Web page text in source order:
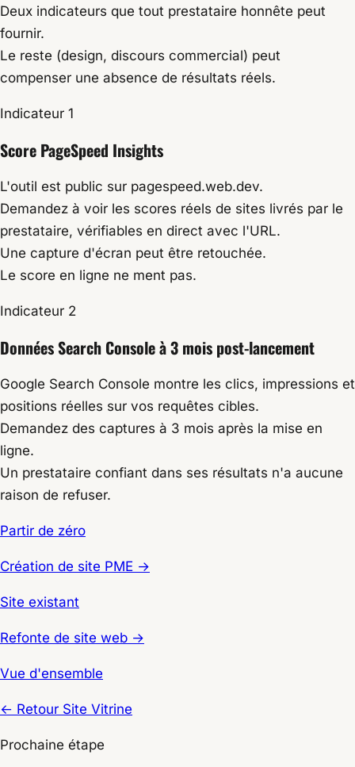
Deux indicateurs que tout prestataire honnête peut
fournir.
Le reste (design, discours commercial) peut
compenser une absence de résultats réels.
Indicateur 1
Score PageSpeed Insights
L'outil est public sur pagespeed.web.dev.
Demandez à voir les scores réels de sites livrés par le
prestataire, vérifiables en direct avec l'URL.
Une capture d'écran peut être retouchée.
Le score en ligne ne ment pas.
Indicateur 2
Données Search Console à 3 mois post-lancement
Google Search Console montre les clics, impressions et
positions réelles sur vos requêtes cibles.
Demandez des captures à 3 mois après la mise en
ligne.
Un prestataire confiant dans ses résultats n'a aucune
raison de refuser.
Partir de zéro
Création de site PME →
Site existant
Refonte de site web →
Vue d'ensemble
← Retour Site Vitrine
Prochaine étape